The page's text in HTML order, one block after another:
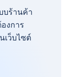
บร้านค้า
งการ
เว็บไซต์